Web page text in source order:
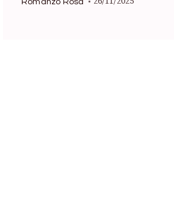
Romanzo Rosa